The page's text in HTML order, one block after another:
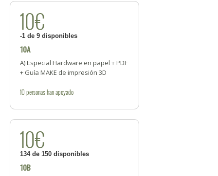
10€
-1 de 9 disponibles
10A
A) Especial Hardware en papel + PDF
+ Guía MAKE de impresión 3D
10 personashan apoyado
10€
134 de 150 disponibles
10B